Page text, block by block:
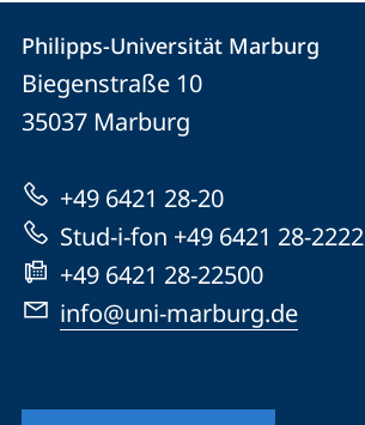
Kontakt
und
Informationen
zur
Website
Kontaktinformationen
Philipps-
Universität
Philipps-Universität Marburg
Biegenstraße 10
35037 Marburg
+49 6421 28-20
Stud-i-fon +49 6421 28-
+49 6421 28-22500
info@uni-marburg.de